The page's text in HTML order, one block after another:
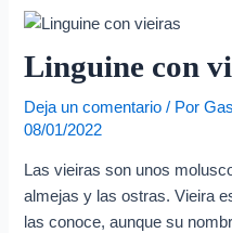
Linguine con
Deja un comentario / Por
08/01/2022
Las vieiras son unos
almejas y las ostras. Vieira
las conoce, aunque su
c
i
ó
n
d
e